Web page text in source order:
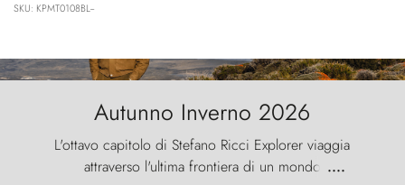
SKU: KPMT0108BL--
Autunno Inverno 2026
L'ottavo capitolo di Stefano Ricci Explorer viaggia
attraverso l'ultima frontiera di un mondo ....